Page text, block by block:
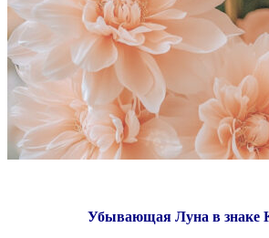
Убывающая Луна в знаке